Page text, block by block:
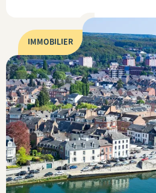
IMMOBILIER